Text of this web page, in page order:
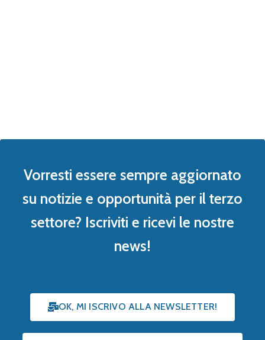
Vorresti essere sempre aggiornato
su notizie e opportunità per il terzo
settore? Iscriviti e ricevi le nostre
news!
OK, MI ISCRIVO ALLA NEWSLETTER!